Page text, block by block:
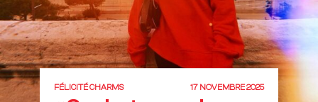
FÉLICITÉ CHARMS 17 NOVEMBRE 2025